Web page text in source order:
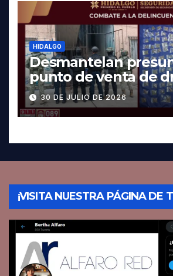
HIDALGO
Desmantelan
punto de venta de
Pachuca; hay dos
30 DE JULIO DE 2026
¡VISITA NUESTRA PÁGINA DE